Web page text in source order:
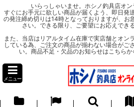
いらっしゃいませ。ホシノ釣具店オン
すぐにお手元に欲しい商品が届くよう、即日発
の発注締め切りは14時となっておりますが、お
さい。できる限り、ご要望にお応えでき
また、当店はリアルタイム在庫で実店舗とオン
している為、ご注文の商品が揃わない場合がご
い。商品不足・欠品のお知らせはこちらか
メニュー